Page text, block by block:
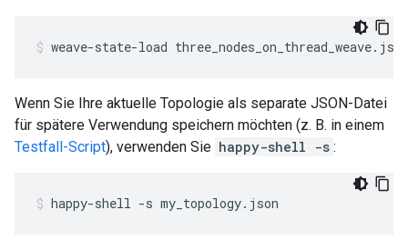
weave-state-load three_nodes_on_thread_weave.json
Wenn Sie Ihre aktuelle Topologie als separate JSON-Datei
für spätere Verwendung speichern möchten (z. B. in einem
Testfall-Script), verwenden Sie happy-shell -s :
happy-shell -s my_topology.json